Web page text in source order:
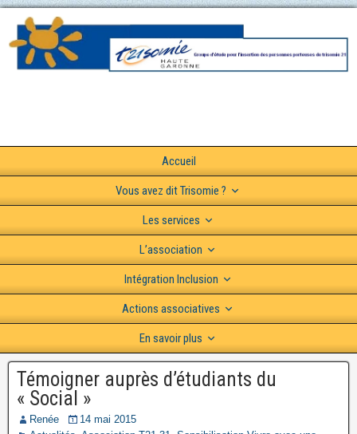
Accueil
Vous avez dit Trisomie ?
Les services
L’association
Intégration Inclusion
Actions associatives
En savoir plus
Témoigner auprès d’étudiants du
« Social »
Renée
14 mai 2015